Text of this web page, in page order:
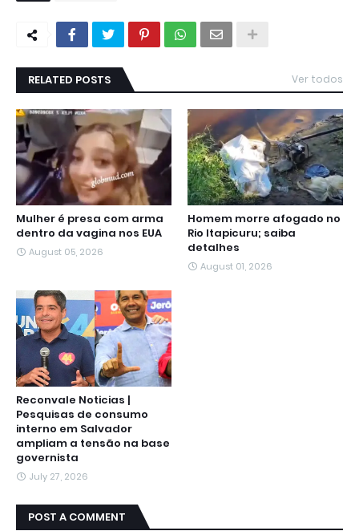
RELATED POSTS Ver todos
Mulher é presa com arma
dentro da vagina nos EUA
August 05, 2026
Homem morre afogado no
Rio Itapicuru; saiba
detalhes
August 01, 2026
Reconvale Noticias |
Pesquisas de consumo
interno em Salvador
ampliam a tensão na base
governista
July 27, 2026
POST A COMMENT